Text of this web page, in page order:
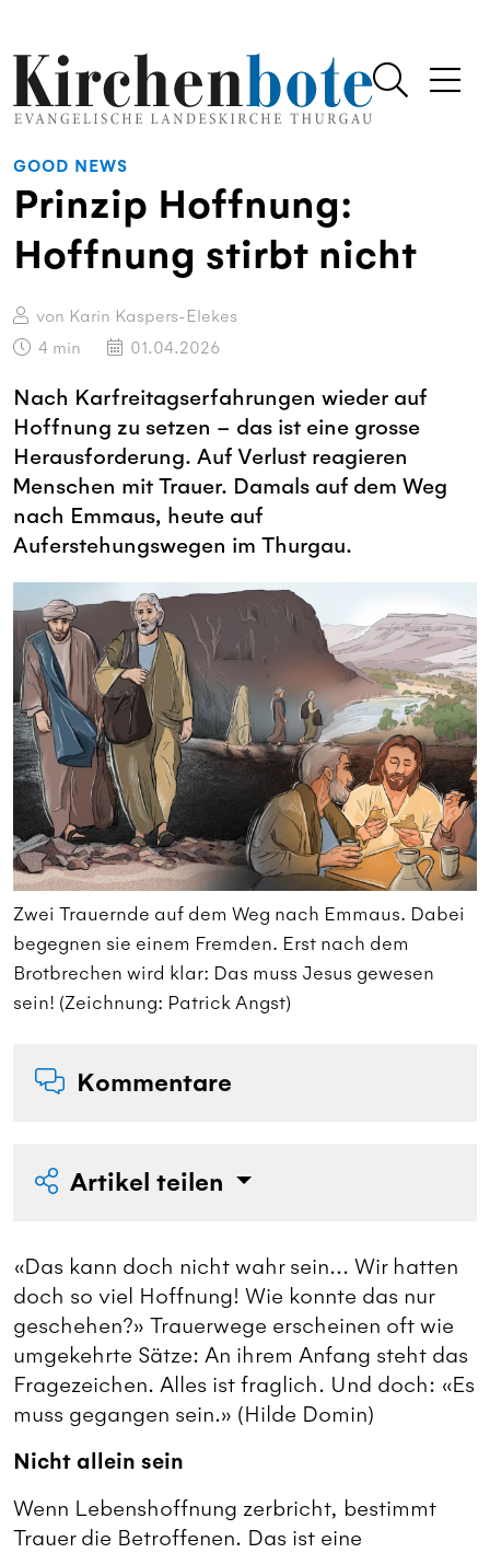
GOOD NEWS
Prinzip Hoffnung:
Hoffnung stirbt nicht
von Karin Kaspers-Elekes
4 min 01.04.2026
Nach Karfreitagserfahrungen wieder auf
Hoffnung zu setzen – das ist eine grosse
Herausforderung. Auf Verlust reagieren
Menschen mit Trauer. Damals auf dem Weg
nach Emmaus, heute auf
Auferstehungswegen im Thurgau.
Zwei Trauernde auf dem Weg nach Emmaus. Dabei
begegnen sie einem Fremden. Erst nach dem
Brotbrechen wird klar: Das muss Jesus gewesen
sein! (Zeichnung: Patrick Angst)
Kommentare
Artikel teilen
«Das kann doch nicht wahr sein... Wir hatten
doch so viel Hoffnung! Wie konnte das nur
geschehen?» Trauerwege erscheinen oft wie
umgekehrte Sätze: An ihrem Anfang steht das
Fragezeichen. Alles ist fraglich. Und doch: «Es
muss gegangen sein.» (Hilde Domin)
Nicht allein sein
Wenn Lebenshoffnung zerbricht, bestimmt
Trauer die Betroffenen. Das ist eine